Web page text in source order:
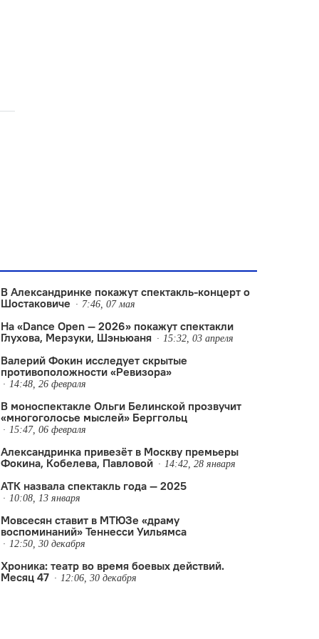
, Виктор Шкловский,Петербург
В Александринке покажут спектакль-концерт о
Шостаковиче
7:46, 07 мая
На «Dance Open — 2026» покажут спектакли
Глухова, Мерзуки, Шэньюаня
15:32, 03 апреля
Валерий Фокин исследует скрытые
противоположности «Ревизора»
14:48, 26 февраля
В моноспектакле Ольги Белинской прозвучит
«многоголосье мыслей» Берггольц
15:47, 06 февраля
Александринка привезёт в Москву премьеры
Фокина, Кобелева, Павловой
14:42, 28 января
АТК назвала спектакль года — 2025
10:08, 13 января
Мовсесян ставит в МТЮЗе «драму
воспоминаний» Теннесси Уильямса
12:50, 30 декабря
Хроника: театр во время боевых действий.
Месяц 47
12:06, 30 декабря